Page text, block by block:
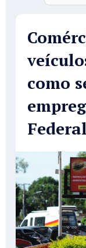
como